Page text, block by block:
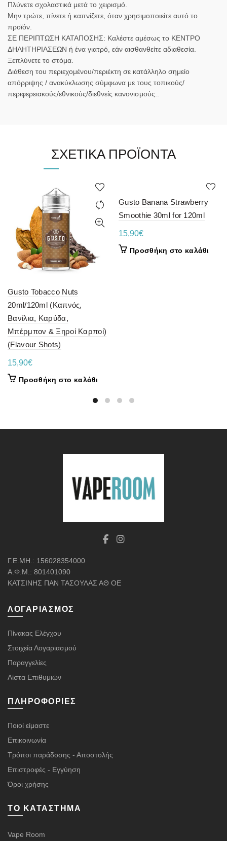
Πλύνετε σχολαστικά μετά το χειρισμό.
Μην τρώτε, πίνετε ή καπνίζετε, όταν χρησιμοποιείτε αυτό το
προϊόν.
ΣΕ ΠΕΡΙΠΤΩΣΗ ΚΑΤΑΠΟΣΗΣ: Καλέστε αμέσως το ΚΕΝΤΡΟ
ΔΗΛΗΤΗΡΙΑΣΕΩΝ ή ένα γιατρό, εάν αισθανθείτε αδιαθεσία.
Ξεπλύνετε το στόμα.
Διάθεση του περιεχομένου/περιέκτη σε κατάλληλο σημείο
απόρριψης / ανακύκλωσης σύμφωνα με τους τοπικούς/
περιφερειακούς/εθνικούς/διεθνείς κανονισμούς..
ΣΧΕΤΙΚΆ ΠΡΟΪΌΝΤΑ
Gusto Tobacco Nuts
20ml/120ml (Καπνός,
Βανίλια, Καρύδα,
Μπέρμπον & Ξηροί Καρποί)
(Flavour Shots)
15,90€
Προσθήκη στο καλάθι
Gusto Banana Strawberry
Smoothie 30ml for 120ml
15,90€
Προσθήκη στο καλάθι
Γ.Ε.ΜΗ.: 156028354000
Α.Φ.Μ.: 801401090
ΚΑΤΣΙΝΗΣ ΠΑΝ ΤΑΣΟΥΛΑΣ ΑΘ ΟΕ
ΛΟΓΑΡΙΑΣΜΌΣ
Πίνακας Ελέγχου
Στοιχεία Λογαριασμού
Παραγγελίες
Λίστα Επιθυμιών
ΠΛΗΡΟΦΟΡΊΕΣ
Ποιοί είμαστε
Επικοινωνία
Τρόποι παράδοσης - Αποστολής
Επιστροφές - Εγγύηση
Όροι χρήσης
ΤΟ ΚΑΤΆΣΤΗΜΑ
Vape Room